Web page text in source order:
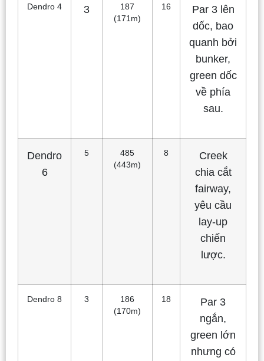
Dendro 4 3
187
(171m)
16
Par 3 lên
dốc, bao
quanh bởi
bunker,
green dốc
về phía
sau.
Dendro
6
5
485
(443m)
8
Creek
chia cắt
fairway,
yêu cầu
lay-up
chiến
lược.
Dendro 8 3
186
(170m)
18
Par 3
ngắn,
green lớn
nhưng có